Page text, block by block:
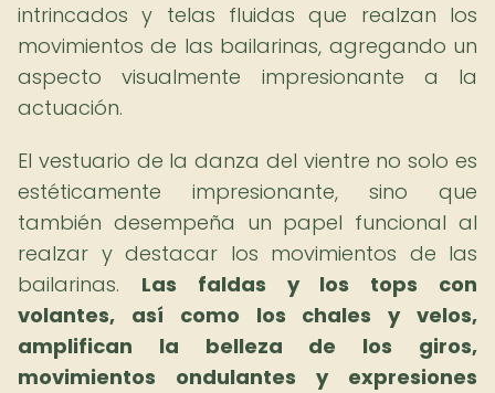
intrincados y telas fluidas que realzan los
movimientos de las bailarinas, agregando un
aspecto visualmente impresionante a la
actuación.
El vestuario de la danza del vientre no solo es
estéticamente impresionante, sino que
también desempeña un papel funcional al
realzar y destacar los movimientos de las
bailarinas. Las faldas y los tops con
volantes, así como los chales y velos,
amplifican la belleza de los giros,
movimientos ondulantes y expresiones